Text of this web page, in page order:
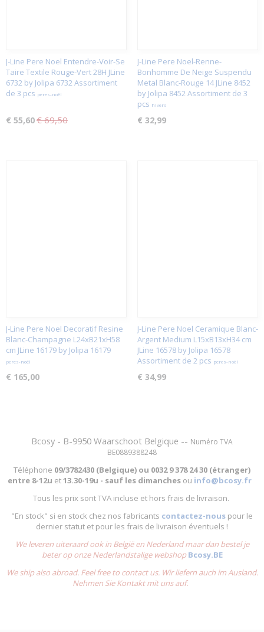
J-Line Pere Noel Entendre-Voir-Se
Taire Textile Rouge-Vert 28H JLine
6732 by Jolipa 6732 Assortiment
de 3 pcs peres-noël
€ 55,60€ 69,50
J-Line Pere Noel-Renne-
Bonhomme De Neige Suspendu
Metal Blanc-Rouge 14 JLine 8452
by Jolipa 8452 Assortiment de 3
pcs hivers
€ 32,99
J-Line Pere Noel Decoratif Resine
Blanc-Champagne L24xB21xH58
cm JLine 16179 by Jolipa 16179
peres-noël
€ 165,00
J-Line Pere Noel Ceramique Blanc-
Argent Medium L15xB13xH34 cm
JLine 16578 by Jolipa 16578
Assortiment de 2 pcs peres-noël
€ 34,99
Bcosy - B-9950 Waarschoot Belgique -- Numéro TVA
BE0889388248
Téléphone 09/3782430 (Belgique) ou 0032 9 378 24 30 (étranger)
entre 8-12u et13.30-19u - sauf les dimanchesou info@bcosy.fr
Tous les prix sont TVA incluse et hors frais de livraison.
"En stock" si en stock chez nos fabricants contactez-nous pour le
dernier statut et pour les frais de livraison éventuels !
We leveren uiteraard ook in België en Nederland maar dan bestel je
beter op onze Nederlandstalige webshopBcosy.BE
We ship also abroad. Feel free to contact us. Wir liefern auch im Ausland.
Nehmen Sie Kontakt mit uns auf.